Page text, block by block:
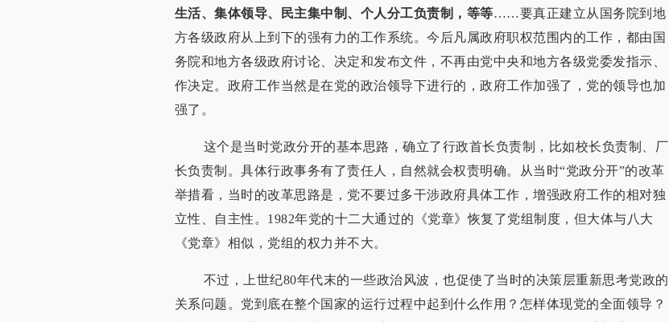
生活、集体领导、民主集中制、个人分工负责制，等等……要真正建立从国务院到地
方各级政府从上到下的强有力的工作系统。今后凡属政府职权范围内的工作，都由国
务院和地方各级政府讨论、决定和发布文件，不再由党中央和地方各级党委发指示、
作决定。政府工作当然是在党的政治领导下进行的，政府工作加强了，党的领导也加
强了。
这个是当时党政分开的基本思路，确立了行政首长负责制，比如校长负责制、厂
长负责制。具体行政事务有了责任人，自然就会权责明确。从当时“党政分开”的改革
举措看，当时的改革思路是，党不要过多干涉政府具体工作，增强政府工作的相对独
立性、自主性。1982年党的十二大通过的《党章》恢复了党组制度，但大体与八大
《党章》相似，党组的权力并不大。
不过，上世纪80年代末的一些政治风波，也促使了当时的决策层重新思考党政的
关系问题。党到底在整个国家的运行过程中起到什么作用？怎样体现党的全面领导？